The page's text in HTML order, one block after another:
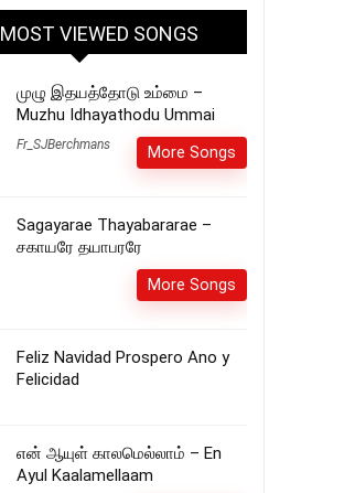
MOST VIEWED SONGS
முழு இதயத்தோடு உம்மை –
Muzhu Idhayathodu Ummai
Fr_SJBerchmans More Songs
Sagayarae Thayabararae –
சகாயரே தயாபரரே
More Songs
Feliz Navidad Prospero Ano y
Felicidad
என் ஆயுள் காலமெல்லாம் – En
Ayul Kaalamellaam